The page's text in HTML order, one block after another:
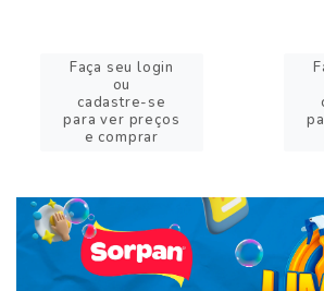
Faça seu login
ou
cadastre-se
para ver preços
e comprar